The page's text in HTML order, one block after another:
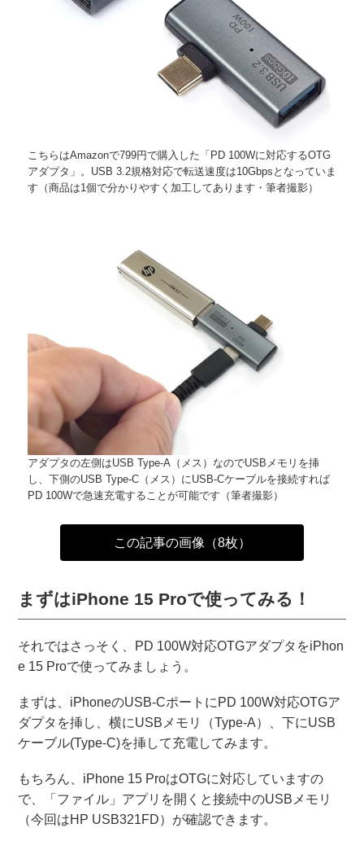
こちらはAmazonで799円で購入した「PD 100Wに対応するOTG
アダプタ」。USB 3.2規格対応で転送速度は10Gbpsとなっていま
す（商品は1個で分かりやすく加工してあります・筆者撮影）
アダプタの左側はUSB Type-A（メス）なのでUSBメモリを挿
し、下側のUSB Type-C（メス）にUSB-Cケーブルを接続すれば
PD 100Wで急速充電することが可能です（筆者撮影）
この記事の画像（8枚）
まずはiPhone 15 Proで使ってみる！
それではさっそく、PD 100W対応OTGアダプタをiPhon
e 15 Proで使ってみましょう。
まずは、iPhoneのUSB-CポートにPD 100W対応OTGア
ダプタを挿し、横にUSBメモリ（Type-A）、下にUSB
ケーブル(Type-C)を挿して充電してみます。
もちろん、iPhone 15 ProはOTGに対応していますの
で、「ファイル」アプリを開くと接続中のUSBメモリ
（今回はHP USB321FD）が確認できます。